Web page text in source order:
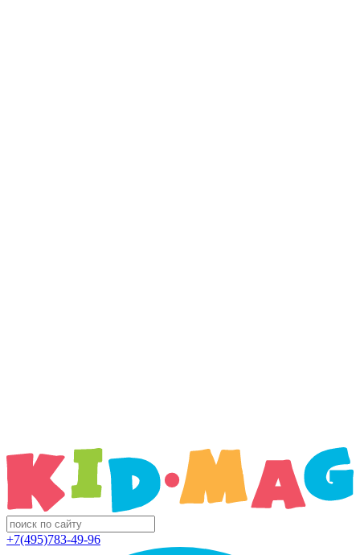
+7(495)783-49-96